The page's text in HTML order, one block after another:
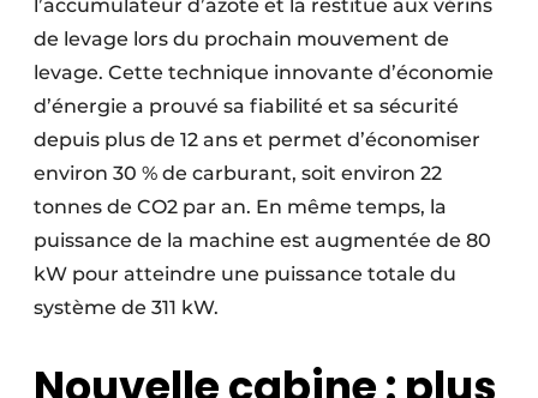
l’accumulateur d’azote et la restitue aux vérins
de levage lors du prochain mouvement de
levage. Cette technique innovante d’économie
d’énergie a prouvé sa fiabilité et sa sécurité
depuis plus de 12 ans et permet d’économiser
environ 30 % de carburant, soit environ 22
tonnes de CO2 par an. En même temps, la
puissance de la machine est augmentée de 80
kW pour atteindre une puissance totale du
système de 311 kW.